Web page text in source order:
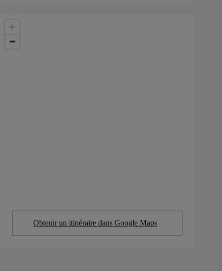
Obtenir un itinéraire dans Google Maps
(Opens in new tab)